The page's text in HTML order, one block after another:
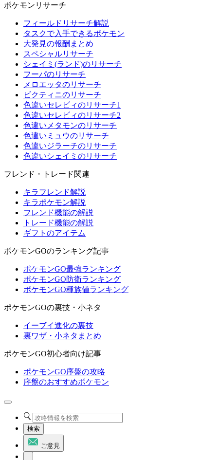
ポケモンリサーチ
フィールドリサーチ解説
タスクで入手できるポケモン
大発見の報酬まとめ
スペシャルリサーチ
シェイミ(ランド)のリサーチ
フーパのリサーチ
メロエッタのリサーチ
ビクティニのリサーチ
色違いセレビィのリサーチ1
色違いセレビィのリサーチ2
色違いメタモンのリサーチ
色違いミュウのリサーチ
色違いジラーチのリサーチ
色違いシェイミのリサーチ
フレンド・トレード関連
キラフレンド解説
キラポケモン解説
フレンド機能の解説
トレード機能の解説
ギフトのアイテム
ポケモンGOのランキング記事
ポケモンGO最強ランキング
ポケモンGO防衛ランキング
ポケモンGO種族値ランキング
ポケモンGOの裏技・小ネタ
イーブイ進化の裏技
裏ワザ・小ネタまとめ
ポケモンGO初心者向け記事
ポケモンGO序盤の攻略
序盤のおすすめポケモン
検索
ご意見